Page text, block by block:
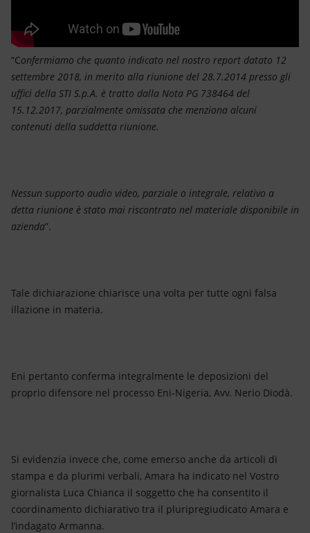
“Confermiamo che quanto indicato nel nostro report datato 12
settembre 2018, in merito alla riunione del 28.7.2014 presso gli
uffici della STI S.p.A. è tratto dalla Nota PG 738464 del
15.12.2017, parzialmente omissata che menziona alcuni
contenuti della suddetta riunione.
Nessun supporto audio video, parziale o integrale, relativo a
detta riunione è stato mai riscontrato nel materiale disponibile in
azienda”.
Tale dichiarazione chiarisce una volta per tutte ogni falsa
illazione in materia.
Eni pertanto conferma integralmente le deposizioni del
proprio difensore nel processo Eni-Nigeria, Avv. Nerio Diodà.
Si evidenzia invece che, come emerso anche da articoli di
stampa e da plurimi verbali, Amara ha indicato nel Vostro
giornalista Luca Chianca il soggetto che ha consentito il
coordinamento dichiarativo tra il pluripregiudicato Amara e
l’indagato Armanna.